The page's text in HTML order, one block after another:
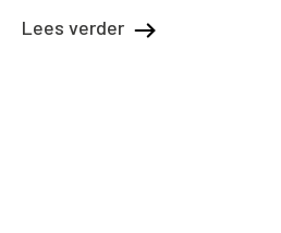
Lees verder